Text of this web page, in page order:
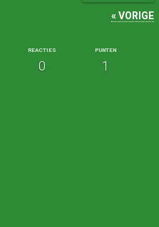
« VORIGE
REACTIES
0
PUNTEN
1